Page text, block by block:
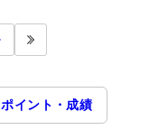
ポイント・成績